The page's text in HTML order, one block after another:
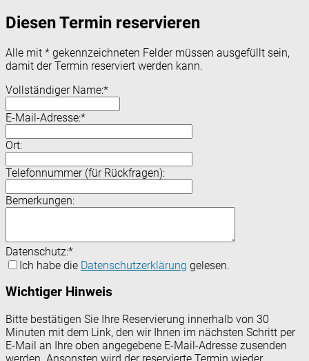
Diesen Termin reservieren
Alle mit * gekennzeichneten Felder müssen ausgefüllt sein,
damit der Termin reserviert werden kann.
Vollständiger Name:*
E-Mail-Adresse:*
Ort:
Telefonnummer (für Rückfragen):
Bemerkungen:
Datenschutz:*
Ich habe die Datenschutzerklärung gelesen.
Wichtiger Hinweis
Bitte bestätigen Sie Ihre Reservierung innerhalb von 30
Minuten mit dem Link, den wir Ihnen im nächsten Schritt per
E-Mail an Ihre oben angegebene E-Mail-Adresse zusenden